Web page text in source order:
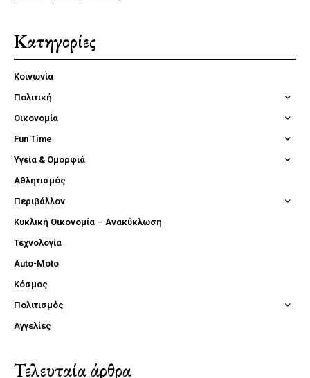
Κατηγορίες
Κοινωνία
Πολιτική
Οικονομία
Fun Time
Υγεία & Ομορφιά
Αθλητισμός
Περιβάλλον
Κυκλική Οικονομία – Ανακύκλωση
Τεχνολογία
Auto-Moto
Κόσμος
Πολιτισμός
Αγγελίες
Τελευταία άρθρα